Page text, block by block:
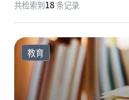
共检索到 18条记录
教育